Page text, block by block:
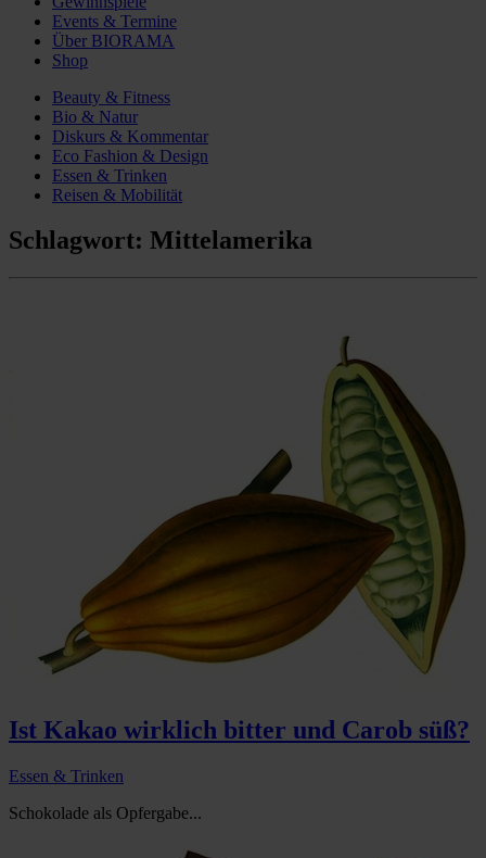
Events & Termine
Über BIORAMA
Shop
Beauty & Fitness
Bio & Natur
Diskurs & Kommentar
Eco Fashion & Design
Essen & Trinken
Reisen & Mobilität
Schlagwort: Mittelamerika
Ist Kakao wirklich bitter und Carob süß?
Essen & Trinken
Schokolade als Opfergabe...